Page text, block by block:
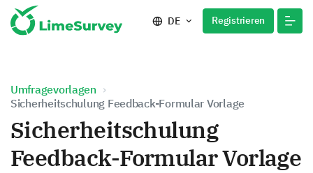
DE Registrieren
Umfragevorlagen
Sicherheitschulung Feedback-Formular Vorlage
Sicherheitschulung
Feedback-Formular Vorlage